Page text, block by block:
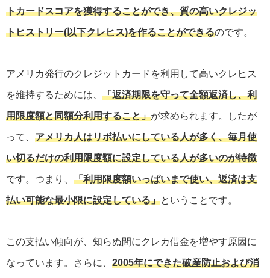
トカードスコアを獲得することができ、質の高いクレジッ
トヒストリー(以下クレヒス)を作ることができるのです。
アメリカ発行のクレジットカードを利用して高いクレヒス
を維持するためには、 「返済期限を守って全額返済し、利
用限度額と同額分利用すること」が求められます。したが
って、 アメリカ人はリボ払いにしている人が多く、毎月使
い切るだけの利用限度額に設定している人が多いのが特徴
です。つまり、 「利用限度額いっぱいまで使い、返済は支
払い可能な最小限に設定している」ということです。
この支払い傾向が、知らぬ間にクレカ借金を増やす原因に
なっています。さらに、 2005年にできた破産防止および消